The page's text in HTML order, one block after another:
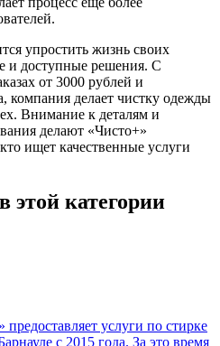
упростить жизнь своих
и доступные решения. С
от 3000 рублей и
компания делает чистку одежды
Внимание к деталям и
делают «Чисто+»
ищет качественные услуги
категории
услуги по стирке
с 2015 года. За это время